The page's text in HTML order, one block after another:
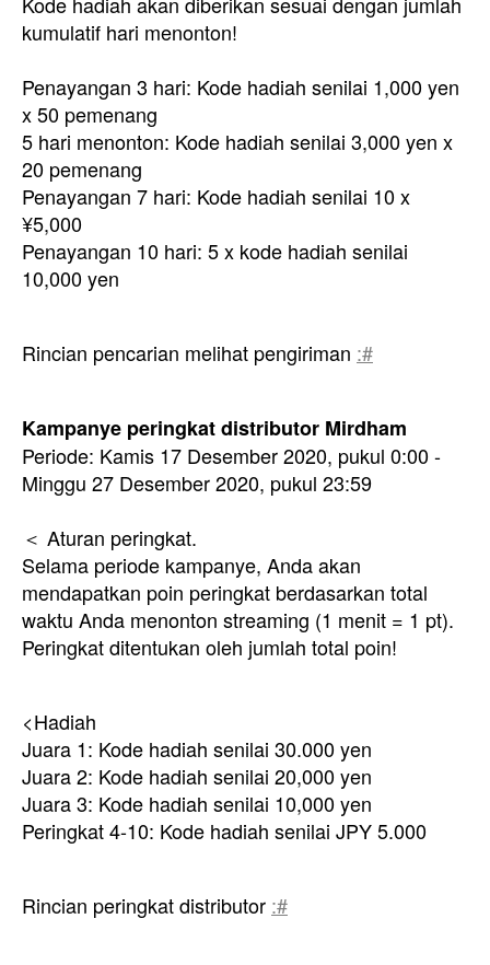
kumulatif hari menonton!
Penayangan 3 hari: Kode hadiah senilai 1,000 yen
x 50 pemenang
5 hari menonton: Kode hadiah senilai 3,000 yen x
20 pemenang
Penayangan 7 hari: Kode hadiah senilai 10 x
¥5,000
Penayangan 10 hari: 5 x kode hadiah senilai
10,000 yen
Rincian pencarian melihat pengiriman :#
Kampanye peringkat distributor Mirdham
Periode: Kamis 17 Desember 2020, pukul 0:00 -
Minggu 27 Desember 2020, pukul 23:59
＜ Aturan peringkat.
Selama periode kampanye, Anda akan
mendapatkan poin peringkat berdasarkan total
waktu Anda menonton streaming (1 menit = 1 pt).
Peringkat ditentukan oleh jumlah total poin!
<Hadiah
Juara 1: Kode hadiah senilai 30.000 yen
Juara 2: Kode hadiah senilai 20,000 yen
Juara 3: Kode hadiah senilai 10,000 yen
Peringkat 4-10: Kode hadiah senilai JPY 5.000
Rincian peringkat distributor :#